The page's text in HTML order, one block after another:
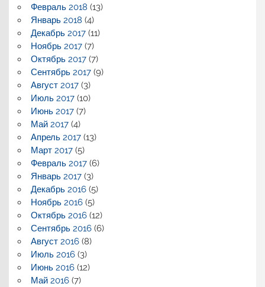
Февраль 2018 (13)
Январь 2018 (4)
Декабрь 2017(11)
Ноябрь 2017(7)
Октябрь 2017(7)
Сентябрь 2017(9)
Август 2017(3)
Июль 2017(10)
Июнь 2017(7)
Май 2017(4)
Апрель 2017(13)
Март 2017(5)
Февраль 2017(6)
Январь 2017(3)
Декабрь 2016(5)
Ноябрь 2016(5)
Октябрь 2016(12)
Сентябрь 2016(6)
Август 2016(8)
Июль 2016(3)
Июнь 2016(12)
Май 2016(7)